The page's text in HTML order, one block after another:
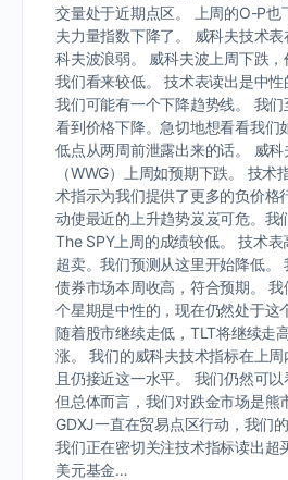
交量处于近期点区。 上周的O-P也
夫力量指数下降了。 威科夫技术
科夫波浪弱。 威科夫波上周下跌
我们看来较低。 技术表读出是中性
我们可能有一个下降趋势线。 我
看到价格下降。急切地想看看我们
低点从两周前泄露出来的话。 威
（WWG）上周如预期下跌。 技术
术指示为我们提供了更多的负价格
动使最近的上升趋势岌岌可危。我
The SPY上周的成绩较低。 技术
超卖。我们预测从这里开始降低。
债券市场本周收高，符合预期。
个星期是中性的，现在仍然处于这
随着股市继续走低，TLT将继续走
涨。 我们的威科夫技术指标在上
且仍接近这一水平。 我们仍然可以
但总体而言，我们对跌金市场是熊
GDXJ一直在贸易点区行动，我们
我们正在密切关注技术指标读出超
美元基金…